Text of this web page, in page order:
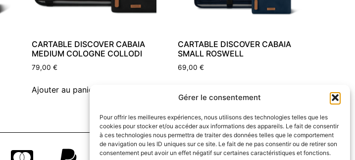
Gérer le consentement
Pour offrir les meilleures expériences, nous utilisons des technologies telles que les
cookies pour stocker et/ou accéder aux informations des appareils. Le fait de consentir
à ces technologies nous permettra de traiter des données telles que le comportement
de navigation ou les ID uniques sur ce site. Le fait de ne pas consentir ou de retirer son
consentement peut avoir un effet négatif sur certaines caractéristiques et fonctions.
CARTABLE DISCOVER CABAIA
MEDIUM COLOGNE COLLODI
79,00€
Ajouter au panier
CARTABLE DISCOVER CABAIA
SMALL ROSWELL
69,00€